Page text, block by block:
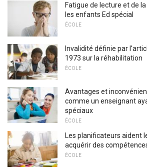
Fatigue de lecture et de
les enfants Ed spécial
ÉCOLE
Invalidité définie par
1973 sur la réhabilitation
ÉCOLE
Avantages et
comme un enseignant
spéciaux
ÉCOLE
Les planificateurs aident
acquérir des
ÉCOLE